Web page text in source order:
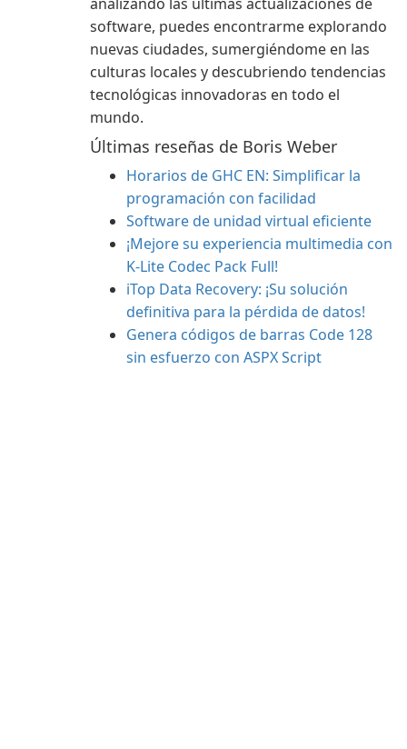
software, puedes encontrarme explorando
nuevas ciudades, sumergiéndome en las
culturas locales y descubriendo tendencias
tecnológicas innovadoras en todo el
mundo.
Últimas reseñas de Boris Weber
Horarios de GHC EN: Simplificar la
programación con facilidad
Software de unidad virtual eficiente
¡Mejore su experiencia multimedia con
K-Lite Codec Pack Full!
iTop Data Recovery: ¡Su solución
definitiva para la pérdida de datos!
Genera códigos de barras Code 128
sin esfuerzo con ASPX Script